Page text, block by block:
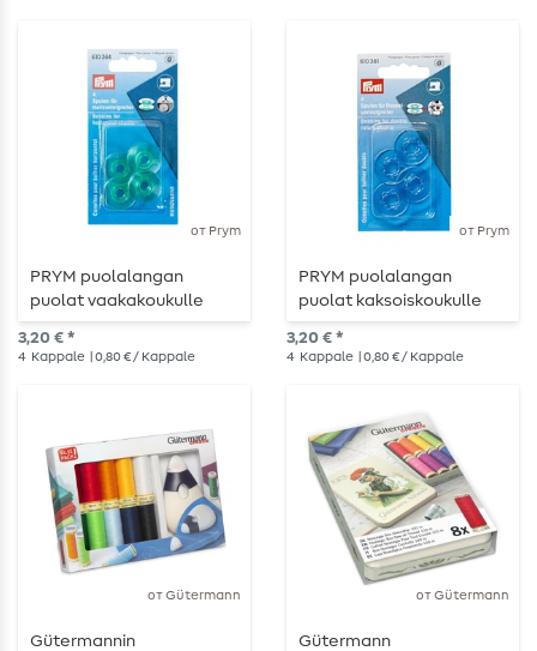
от Prym
PRYM puolalangan
puolat vaakakoukulle
21.6mm
3,20 € *
4 Kappale | 0,80 € / Kappale
от Prym
PRYM puolalangan
puolat kaksoiskoukulle
21.9mm
3,20 € *
4 Kappale | 0,80 € / Kappale
от Gütermann
Gütermannin
от Gütermann
Gütermann